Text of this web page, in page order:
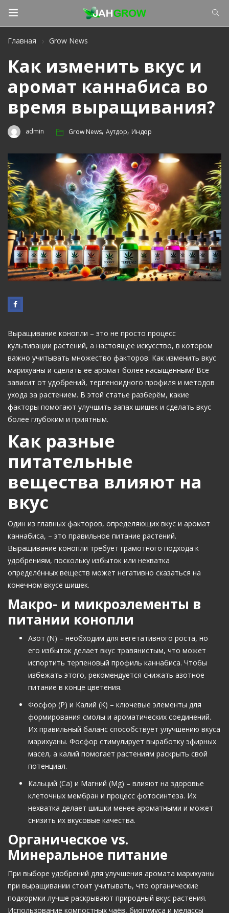
Главная Grow News
Как изменить вкус и
аромат каннабиса во
время выращивания?
admin Grow News, Аутдор, Индор
Выращивание конопли – это не просто процесс
культивации растений, а настоящее искусство, в котором
важно учитывать множество факторов. Как изменить вкус
марихуаны и сделать её аромат более насыщенным? Всё
зависит от удобрений, терпеноидного профиля и методов
ухода за растением. В этой статье разберём, какие
факторы помогают улучшить запах шишек и сделать вкус
более глубоким и приятным.
Как разные
питательные
вещества влияют на
вкус
Один из главных факторов, определяющих вкус и аромат
каннабиса, – это правильное питание растений.
Выращивание конопли требует грамотного подхода к
удобрениям, поскольку избыток или нехватка
определённых веществ может негативно сказаться на
конечном вкусе шишек.
Макро- и микроэлементы в
питании конопли
Азот (N) – необходим для вегетативного роста, но
его избыток делает вкус травянистым, что может
испортить терпеновый профиль каннабиса. Чтобы
избежать этого, рекомендуется снижать азотное
питание в конце цветения.
Фосфор (P) и Калий (K) – ключевые элементы для
формирования смолы и ароматических соединений.
Их правильный баланс способствует улучшению вкуса
марихуаны. Фосфор стимулирует выработку эфирных
масел, а калий помогает растениям раскрыть свой
потенциал.
Кальций (Ca) и Магний (Mg) – влияют на здоровье
клеточных мембран и процесс фотосинтеза. Их
нехватка делает шишки менее ароматными и может
снизить их вкусовые качества.
Органическое vs.
Минеральное питание
При выборе удобрений для улучшения аромата марихуаны
при выращивании стоит учитывать, что органические
подкормки лучше раскрывают природный вкус растения.
Использование компостных чаёв, биогумуса и мелассы